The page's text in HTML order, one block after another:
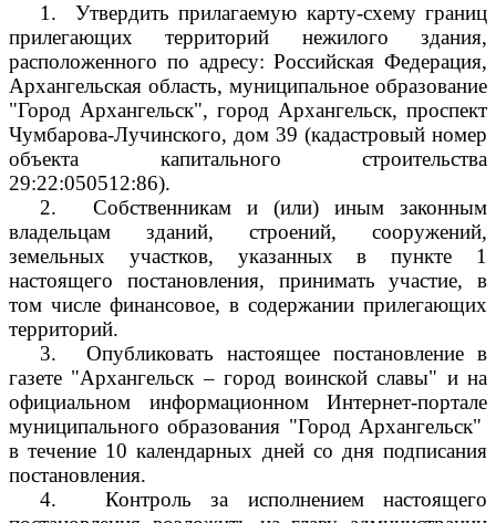
1.
Утвердить прилагаемую карту-схему границ
прилегающих территорий нежилого здания,
расположенного по адресу: Российская Федерация,
Архангельская область, муниципальное образование
"Город Архангельск", город Архангельск, проспект
Чумбарова-Лучинского, дом 39 (кадастровый номер
объекта капитального строительства
29:22:050512:86).
2.
Собственникам и (или) иным законным
владельцам зданий, строений, сооружений,
земельных участков, указанных в пункте 1
настоящего постановления, принимать участие, в
том числе финансовое, в содержании прилегающих
территорий.
3.
Опубликовать настоящее постановление в
газете "Архангельск – город воинской славы" и на
официальном информационном Интернет-портале
муниципального образования "Город Архангельск"
в течение 10 календарных дней со дня подписания
постановления.
4.
Контроль за исполнением настоящего